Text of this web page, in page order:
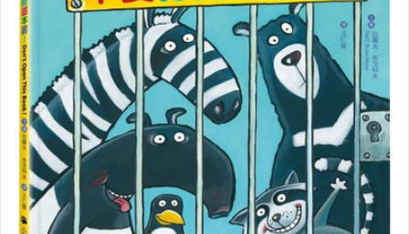
Open media 0 in modal